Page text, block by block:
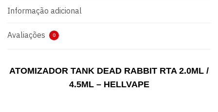
Informação adicional
Avaliações 0
ATOMIZADOR TANK DEAD RABBIT RTA 2.0ML /
4.5ML – HELLVAPE